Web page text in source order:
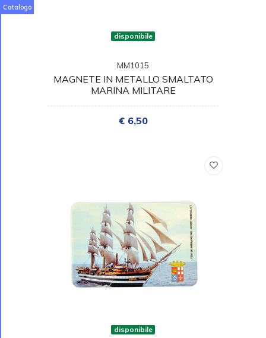
Catalogo
disponibile
MM1015
MAGNETE IN METALLO SMALTATO
MARINA MILITARE
€ 6,50
disponibile